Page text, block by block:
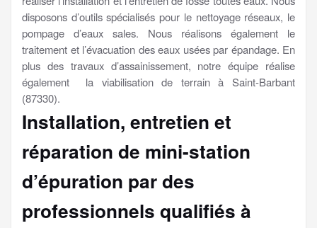
disposons d’outils spécialisés pour le nettoyage réseaux, le
pompage d’eaux sales. Nous réalisons également le
traitement et l’évacuation des eaux usées par épandage. En
plus des travaux d’assainissement, notre équipe réalise
également la viabilisation de terrain à Saint-Barbant
(87330).
Installation, entretien et
réparation de mini-station
d’épuration par des
professionnels qualifiés à